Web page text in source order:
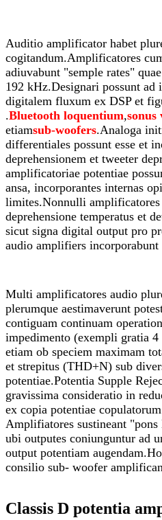
Auditio amplificator habet
cogitandum.Amplificatores
adiuvabunt "semple rates"
192 kHz.Designari possunt ad
digitalem fluxum ex DSP et
.Bluetooth loquentium,sonus
etiamsub-woofers.Analoga
differentiales possunt esse et
deprehensionem et tweeter
amplificatoriae potentiae
ansa, incorporantes internas
limites.Nonnulli amplificatores
deprehensione temperatus et
sicut signa digital output pro
audio amplifiers incorporabunt
Multi amplificatores audio
plerumque aestimaverunt
contiguam continuam
impedimento (exempli gratia
etiam ob speciem maximam
et strepitus (THD+N) sub
potentiae.Potentia Supple
gravissima consideratio in
ex copia potentiae
Amplifiatores sustineant
ubi outputes coniunguntur ad
output potentiam
consilio sub- woofer
Classis D potentia